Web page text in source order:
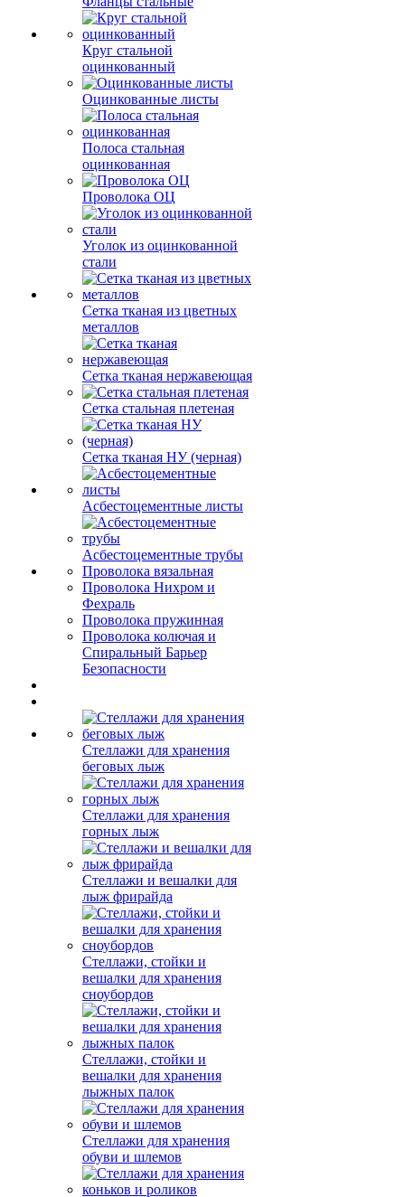
Круг стальной
оцинкованный
Оцинкованные листы
Полоса стальная
оцинкованная
Проволока ОЦ
Уголок из оцинкованной
стали
Сетка тканая из цветных
металлов
Сетка тканая нержавеющая
Сетка стальная плетеная
Сетка тканая НУ (черная)
Асбестоцементные листы
Асбестоцементные трубы
Проволока вязальная
Проволока Нихром и
Фехраль
Проволока пружинная
Проволока колючая и
Спиральный Барьер
Безопасности
Стеллажи для хранения
беговых лыж
Стеллажи для хранения
горных лыж
Стеллажи и вешалки для
лыж фрирайда
Стеллажи, стойки и
вешалки для хранения
сноубордов
Стеллажи, стойки и
вешалки для хранения
лыжных палок
Стеллажи для хранения
обуви и шлемов